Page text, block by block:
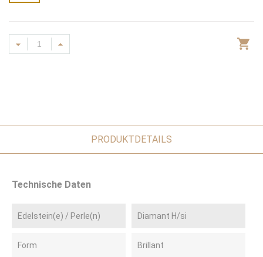
PRODUKTDETAILS
Technische Daten
Edelstein(e) / Perle(n) Diamant H/si
Form Brillant